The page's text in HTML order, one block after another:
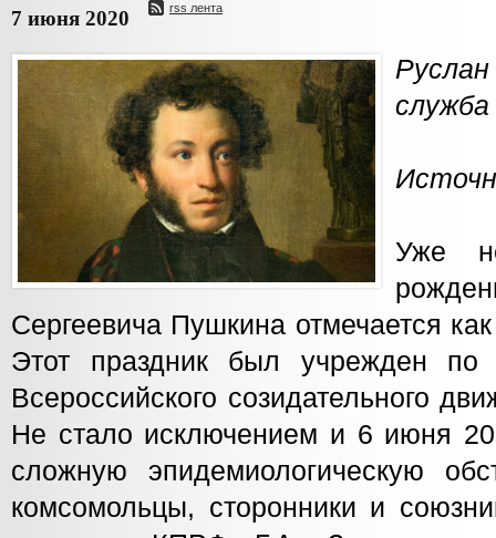
7 июня 2020 rss лента
Уже
Сергеевича Пушкина отмечается
Этот праздник был учрежден
Всероссийского созидательного
Не стало исключением и 6 июня
сложную эпидемиологическую
комсомольцы, сторонники и